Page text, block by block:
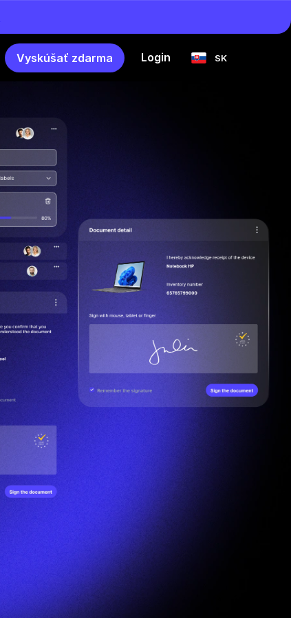
Vyskúšať zdarma Login SK